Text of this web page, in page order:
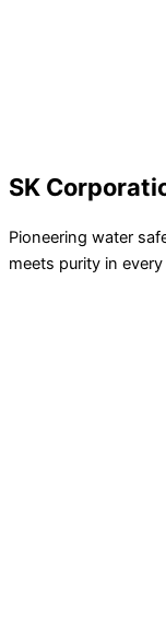
SK
Pioneering water
meets purity in